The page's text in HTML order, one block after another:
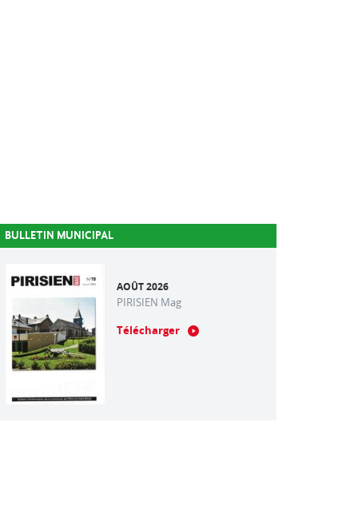
BULLETIN MUNICIPAL
AOÛT 2026
PIRISIEN Mag
Télécharger